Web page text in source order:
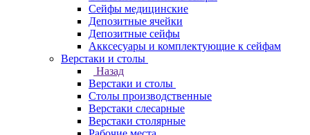
Сейфы медицинские
Депозитные ячейки
Депозитные сейфы
Акксесуары и комплектующие к сейфам
Верстаки и столы
Назад
Верстаки и столы
Столы производственные
Верстаки слесарные
Верстаки столярные